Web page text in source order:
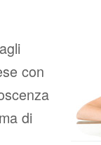
con
di